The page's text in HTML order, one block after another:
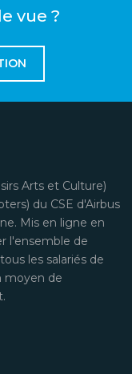
vue ?
Arts et Culture)
du CSE d'Airbus
Mis en ligne en
l'ensemble de
les salariés de
moyen de